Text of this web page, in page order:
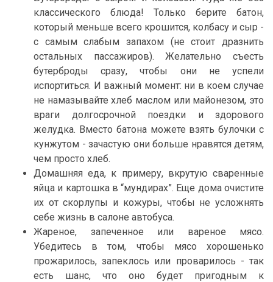
классического блюда! Только берите батон,
который меньше всего крошится, колбасу и сыр -
с самым слабым запахом (не стоит дразнить
остальных пассажиров). Желательно съесть
бутерброды сразу, чтобы они не успели
испортиться. И важный момент: ни в коем случае
не намазывайте хлеб маслом или майонезом, это
враги долгосрочной поездки и здорового
желудка. Вместо батона можете взять булочки с
кунжутом - зачастую они больше нравятся детям,
чем просто хлеб.
Домашняя еда, к примеру, вкрутую сваренные
яйца и картошка в “мундирах”. Еще дома очистите
их от скорлупы и кожуры, чтобы не усложнять
себе жизнь в салоне автобуса.
Жареное, запеченное или вареное мясо.
Убедитесь в том, чтобы мясо хорошенько
прожарилось, запеклось или проварилось - так
есть шанс, что оно будет пригодным к